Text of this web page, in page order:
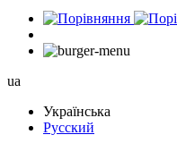
ua
Українська
Русский